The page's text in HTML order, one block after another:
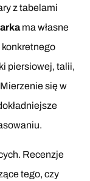
z tabelami
ma własne
piersiowej, talii,
się w
Recenzje
tego, czy